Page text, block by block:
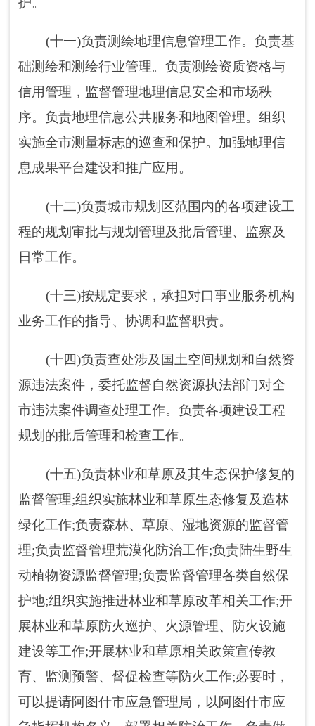
建设等工作;开展林业和草原相关政策宣传教
可以提请阿图什市应急管理局，以阿图什市应
急指挥机构名义，部署相关防治工作。负责做
好草畜平衡的具体管理、禁牧工作。
(十六)按照“管行业必须管安全、管业务必
须管安全”的要求，对本行业领域安全生产负行
全生产宣传教育、日常监督检查工作。
(十七)完成阿图什市委、阿图什市人民政府